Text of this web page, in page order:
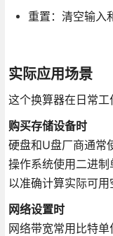
重置：清空输入
实际应用场景
这个换算器在日常工
购买存储设备时
硬盘和U盘厂商通常
操作系统使用二进
以准确计算实际可用
网络设置时
网络带宽常用比特